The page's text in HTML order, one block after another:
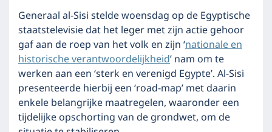
Generaal al-Sisi stelde woensdag op de Egyptische
staatstelevisie dat het leger met zijn actie gehoor
gaf aan de roep van het volk en zijn ‘nationale en
historische verantwoordelijkheid’ nam om te
werken aan een ‘sterk en verenigd Egypte’. Al-Sisi
presenteerde hierbij een ‘road-map’ met daarin
enkele belangrijke maatregelen, waaronder een
tijdelijke opschorting van de grondwet, om de